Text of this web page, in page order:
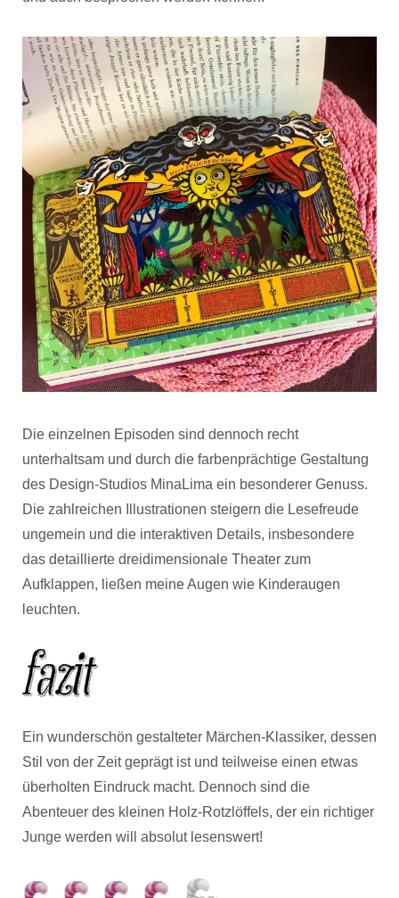
Die einzelnen Episoden sind dennoch recht
unterhaltsam und durch die farbenprächtige Gestaltung
des Design-Studios MinaLima ein besonderer Genuss.
Die zahlreichen Illustrationen steigern die Lesefreude
ungemein und die interaktiven Details, insbesondere
das detaillierte dreidimensionale Theater zum
Aufklappen, ließen meine Augen wie Kinderaugen
leuchten.
Ein wunderschön gestalteter Märchen-Klassiker, dessen
Stil von der Zeit geprägt ist und teilweise einen etwas
überholten Eindruck macht. Dennoch sind die
Abenteuer des kleinen Holz-Rotzlöffels, der ein richtiger
Junge werden will absolut lesenswert!